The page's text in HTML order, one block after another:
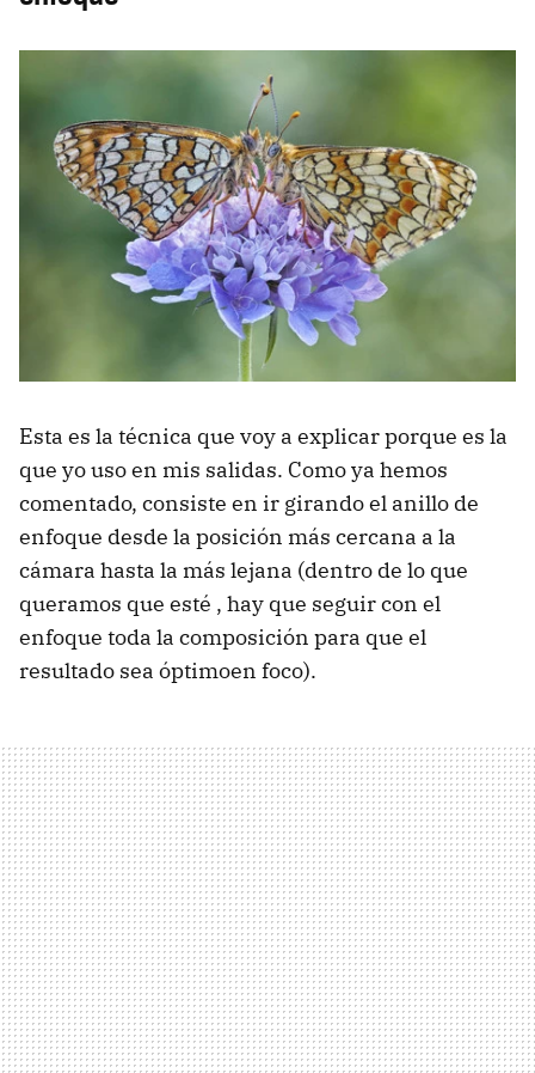
Esta es la técnica que voy a explicar porque es la
que yo uso en mis salidas. Como ya hemos
comentado, consiste en ir girando el anillo de
enfoque desde la posición más cercana a la
cámara hasta la más lejana (dentro de lo que
queramos que esté , hay que seguir con el
enfoque toda la composición para que el
resultado sea óptimoen foco).